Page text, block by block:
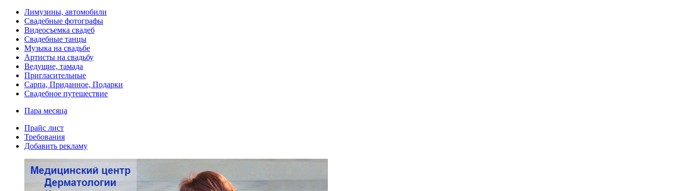
Лимузины, автомобили
Свадебные фотографы
Видеосъемка свадеб
Свадебные танцы
Музыка на свадьбе
Артисты на свадьбу
Ведущие, тамада
Пригласительные
Сарпа, Приданное, Подарки
Свадебное путешествие
Пара месяца
Прайс лист
Требования
Добавить рекламу